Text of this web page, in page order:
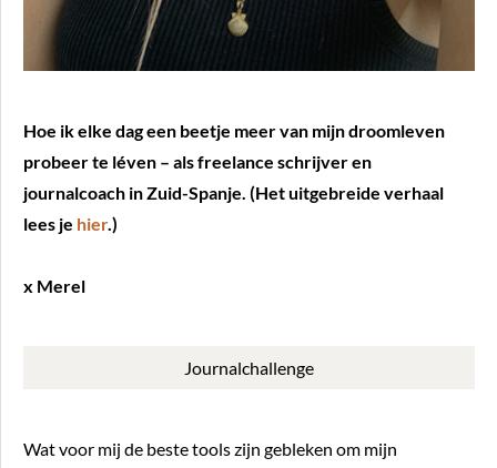
Hoe ik elke dag een beetje meer van mijn droomleven
probeer te léven – als freelance schrijver en
journalcoach in Zuid-Spanje. (Het uitgebreide verhaal
lees je hier.)
x Merel
Journalchallenge
Wat voor mij de beste tools zijn gebleken om mijn